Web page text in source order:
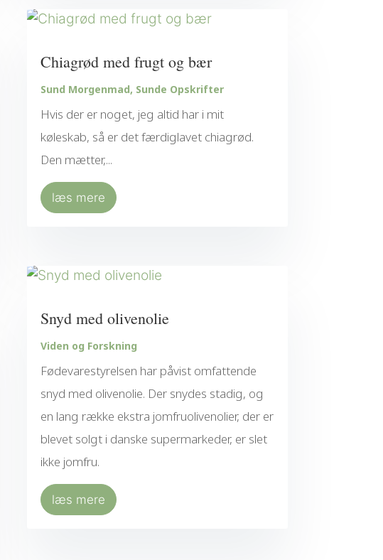
Chiagrød med frugt og bær
Sund Morgenmad, Sunde Opskrifter
Hvis der er noget, jeg altid har i mit
køleskab, så er det færdiglavet chiagrød.
Den mætter,...
læs mere
Snyd med olivenolie
Viden og Forskning
Fødevarestyrelsen har påvist omfattende
snyd med olivenolie. Der snydes stadig, og
en lang række ekstra jomfruolivenolier, der er
blevet solgt i danske supermarkeder, er slet
ikke jomfru.
læs mere